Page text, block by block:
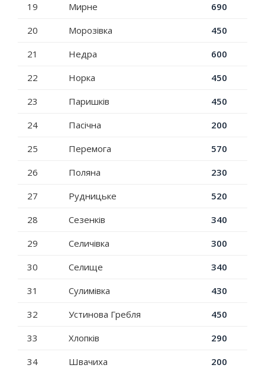
19
Мирне
690
20
Морозівка
450
21
Недра
600
22
Норка
450
23
Паришків
450
24
Пасічна
200
25
Перемога
570
26
Поляна
230
27
Рудницьке
520
28
Сезенків
340
29
Селичівка
300
30
Селище
340
31
Сулимівка
430
32
Устинова Гребля
450
33
Хлопків
290
34
Швачиха
200